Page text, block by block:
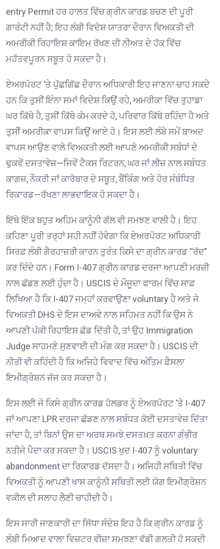
entry Permit ਹਰ ਹਾਲਤ ਵਿੱਚ ਗ੍ਰੀਨ ਕਾਰਡ ਬਚਣ ਦੀ ਪੂਰੀ
ਗਾਰੰਟੀ ਨਹੀਂ ਹੈ; ਇਹ ਲੰਬੀ ਵਿਦੇਸ਼ ਯਾਤਰਾ ਦੌਰਾਨ ਵਿਅਕਤੀ ਦੀ
ਅਮਰੀਕੀ ਰਿਹਾਇਸ਼ ਕਾਇਮ ਰੱਖਣ ਦੀ ਨੀਅਤ ਦੇ ਹੱਕ ਵਿੱਚ
ਮਹੱਤਵਪੂਰਨ ਸਬੂਤ ਹੋ ਸਕਦਾ ਹੈ।
ਏਅਰਪੋਰਟ ’ਤੇ ਪੁੱਛਗਿੱਛ ਦੌਰਾਨ ਅਧਿਕਾਰੀ ਇਹ ਜਾਣਨਾ ਚਾਹ ਸਕਦੇ
ਹਨ ਕਿ ਤੁਸੀਂ ਇੰਨਾ ਸਮਾਂ ਵਿਦੇਸ਼ ਕਿਉਂ ਰਹੇ, ਅਮਰੀਕਾ ਵਿੱਚ ਤੁਹਾਡਾ
ਘਰ ਕਿੱਥੇ ਹੈ, ਤੁਸੀਂ ਕਿੱਥੇ ਕੰਮ ਕਰਦੇ ਹੋ, ਪਰਿਵਾਰ ਕਿੱਥੇ ਰਹਿੰਦਾ ਹੈ ਅਤੇ
ਤੁਸੀਂ ਅਮਰੀਕਾ ਵਾਪਸ ਕਿਉਂ ਆਏ ਹੋ। ਇਸ ਲਈ ਲੰਬੇ ਸਮੇਂ ਬਾਅਦ
ਵਾਪਸ ਆਉਣ ਵਾਲੇ ਵਿਅਕਤੀ ਲਈ ਆਪਣੇ ਅਮਰੀਕੀ ਸਬੰਧਾਂ ਦੇ
ਢੁਕਵੇਂ ਦਸਤਾਵੇਜ਼—ਜਿਵੇਂ ਟੈਕਸ ਰਿਟਰਨ, ਘਰ ਜਾਂ ਲੀਜ਼ ਨਾਲ ਸਬੰਧਤ
ਕਾਗਜ਼, ਨੌਕਰੀ ਜਾਂ ਕਾਰੋਬਾਰ ਦੇ ਸਬੂਤ, ਬੈਂਕਿੰਗ ਅਤੇ ਹੋਰ ਸੰਬੰਧਿਤ
ਰਿਕਾਰਡ—ਰੱਖਣਾ ਲਾਭਦਾਇਕ ਹੋ ਸਕਦਾ ਹੈ।
ਇੱਥੇ ਇੱਕ ਬਹੁਤ ਅਹਿਮ ਕਾਨੂੰਨੀ ਗੱਲ ਵੀ ਸਮਝਣ ਵਾਲੀ ਹੈ। ਇਹ
ਕਹਿਣਾ ਪੂਰੀ ਤਰ੍ਹਾਂ ਸਹੀ ਨਹੀਂ ਹੋਵੇਗਾ ਕਿ ਏਅਰਪੋਰਟ ਅਧਿਕਾਰੀ
ਸਿਰਫ਼ ਲੰਬੀ ਗੈਰਹਾਜ਼ਰੀ ਕਾਰਨ ਤੁਰੰਤ ਕਿਸੇ ਦਾ ਗ੍ਰੀਨ ਕਾਰਡ “ਰੱਦ”
ਕਰ ਦਿੰਦੇ ਹਨ। Form I-407 ਗ੍ਰੀਨ ਕਾਰਡ ਦਰਜਾ ਆਪਣੀ ਮਰਜ਼ੀ
ਨਾਲ ਛੱਡਣ ਲਈ ਹੁੰਦਾ ਹੈ। USCIS ਦੇ ਮੌਜੂਦਾ ਫਾਰਮ ਵਿੱਚ ਸਾਫ਼
ਲਿਖਿਆ ਹੈ ਕਿ I-407 ਜਮ੍ਹਾਂ ਕਰਵਾਉਣਾ voluntary ਹੈ ਅਤੇ ਜੇ
ਵਿਅਕਤੀ DHS ਦੇ ਇਸ ਦਾਅਵੇ ਨਾਲ ਸਹਿਮਤ ਨਹੀਂ ਕਿ ਉਸ ਨੇ
ਆਪਣੀ ਪੱਕੀ ਰਿਹਾਇਸ਼ ਛੱਡ ਦਿੱਤੀ ਹੈ, ਤਾਂ ਉਹ Immigration
Judge ਸਾਹਮਣੇ ਸੁਣਵਾਈ ਦੀ ਮੰਗ ਕਰ ਸਕਦਾ ਹੈ। USCIS ਦੀ
ਨੀਤੀ ਵੀ ਕਹਿੰਦੀ ਹੈ ਕਿ ਅਜਿਹੇ ਵਿਵਾਦ ਵਿੱਚ ਅੰਤਿਮ ਫ਼ੈਸਲਾ
ਇਮੀਗ੍ਰੇਸ਼ਨ ਜੱਜ ਕਰ ਸਕਦਾ ਹੈ।
ਇਸ ਲਈ ਜੇ ਕਿਸੇ ਗ੍ਰੀਨ ਕਾਰਡ ਹੋਲਡਰ ਨੂੰ ਏਅਰਪੋਰਟ ’ਤੇ I-407
ਜਾਂ ਆਪਣਾ LPR ਦਰਜਾ ਛੱਡਣ ਨਾਲ ਸਬੰਧਤ ਕੋਈ ਦਸਤਾਵੇਜ਼ ਦਿੱਤਾ
ਜਾਂਦਾ ਹੈ, ਤਾਂ ਬਿਨਾਂ ਉਸ ਦਾ ਅਰਥ ਸਮਝੇ ਦਸਤਖ਼ਤ ਕਰਨਾ ਗੰਭੀਰ
ਨਤੀਜੇ ਪੈਦਾ ਕਰ ਸਕਦਾ ਹੈ। USCIS ਖੁਦ I-407 ਨੂੰ voluntary
abandonment ਦਾ ਰਿਕਾਰਡ ਦੱਸਦਾ ਹੈ। ਅਜਿਹੀ ਸਥਿਤੀ ਵਿੱਚ
ਵਿਅਕਤੀ ਨੂੰ ਆਪਣੀ ਖਾਸ ਕਾਨੂੰਨੀ ਸਥਿਤੀ ਲਈ ਯੋਗ ਇਮੀਗ੍ਰੇਸ਼ਨ
ਵਕੀਲ ਦੀ ਸਲਾਹ ਲੈਣੀ ਚਾਹੀਦੀ ਹੈ।
ਇਸ ਸਾਰੀ ਜਾਣਕਾਰੀ ਦਾ ਸਿੱਧਾ ਸੰਦੇਸ਼ ਇਹ ਹੈ ਕਿ ਗ੍ਰੀਨ ਕਾਰਡ ਨੂੰ
ਲੰਬੀ ਮਿਆਦ ਵਾਲਾ ਵਿਜ਼ਟਰ ਵੀਜ਼ਾ ਸਮਝਣਾ ਵੱਡੀ ਗਲਤੀ ਹੋ ਸਕਦੀ